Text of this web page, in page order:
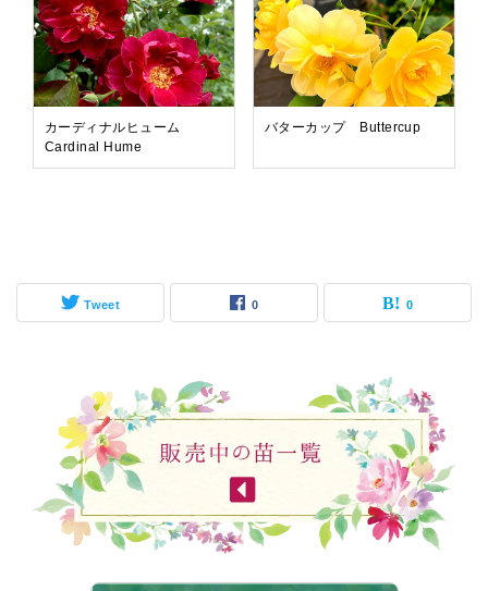
カーディナルヒューム
Cardinal Hume
バターカップ Buttercup
Tweet 0 0